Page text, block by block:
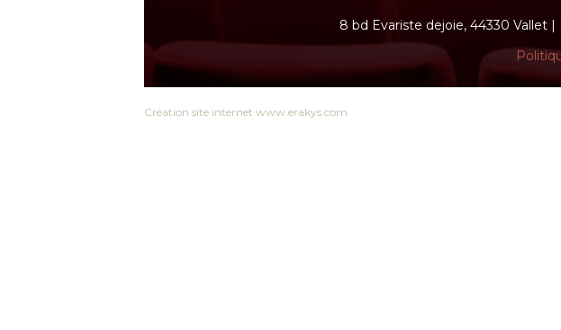
8 bd Evariste dejoie, 44330 Vallet |
Création site internet www.erakys.com